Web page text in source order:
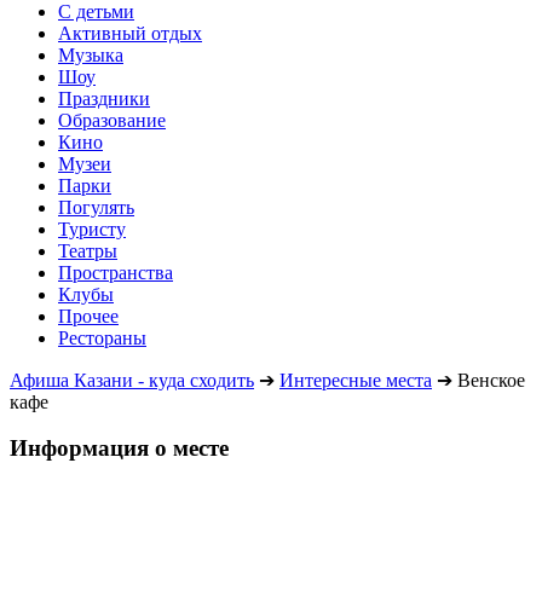
С детьми
Активный отдых
Музыка
Шоу
Праздники
Образование
Кино
Музеи
Парки
Погулять
Туристу
Театры
Пространства
Клубы
Прочее
Рестораны
Афиша Казани - куда сходить ➔ Интересные места ➔ Венское
кафе
Информация о месте